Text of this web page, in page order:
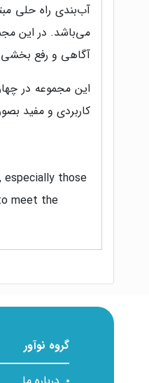
آب‌بندی راه حلی
می‌باشد. در این
آگاهی و رفع بخشی
این مجموعه در
کاربردی و مفید
especially those
meet the
in the
فهرست مطالب
گروه نوآور